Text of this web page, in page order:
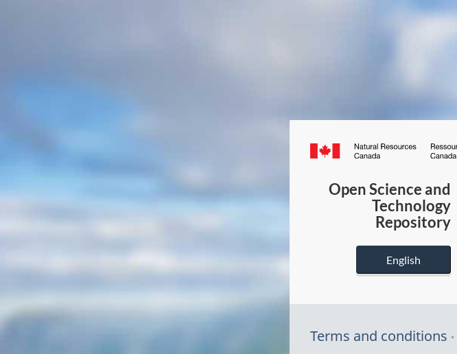
Canada.ca
Open Science and
Technology
Repository
English
Terms and conditions